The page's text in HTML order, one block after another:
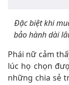
Đặc biệt khi
bảo hành dài
Phái nữ cảm
lúc họ chọn
những chia sẻ